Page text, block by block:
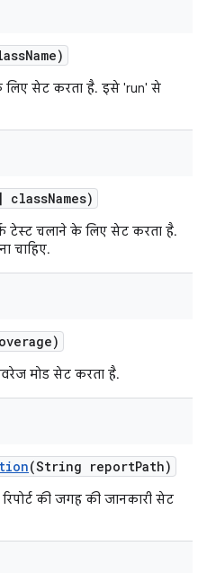
Name)
लिए सेट करता है. इसे 'run' से
classNames)
टेस्ट चलाने के लिए सेट करता है.
चाहिए.
मोड सेट करता है.
(String reportPath)
की जगह की जानकारी सेट